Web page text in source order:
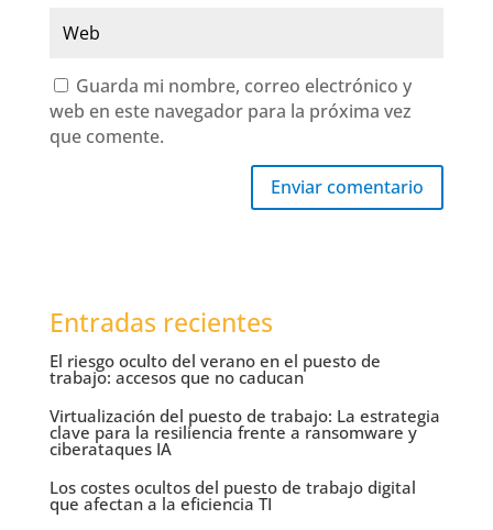
Guarda mi nombre, correo electrónico y
web en este navegador para la próxima vez
que comente.
Enviar comentario
Entradas recientes
El riesgo oculto del verano en el puesto de
trabajo: accesos que no caducan
Virtualización del puesto de trabajo: La estrategia
clave para la resiliencia frente a ransomware y
ciberataques IA
Los costes ocultos del puesto de trabajo digital
que afectan a la eficiencia TI